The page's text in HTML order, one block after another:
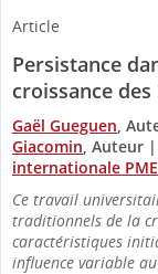
Article
Persistance
croissance des
Gaël Gueguen ,
Giacomin , Auteur |
internationale PME
Ce travail
traditionnels de la
caractéristiques
influence variable